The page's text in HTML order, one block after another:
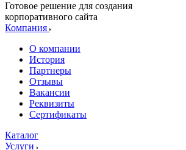
Готовое решение для создания
корпоративного сайта
Компания
О компании
История
Партнеры
Отзывы
Вакансии
Реквизиты
Сертификаты
Каталог
Услуги